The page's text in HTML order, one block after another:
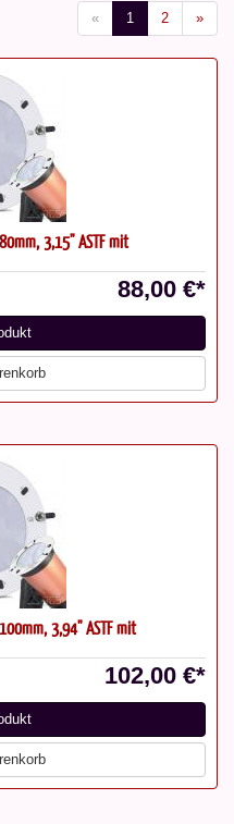
« 1 2 »
3,15" ASTF mit
88,00 €*
3,94" ASTF mit
102,00 €*